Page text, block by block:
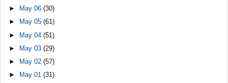
►
May 06(30)
►
May 05(61)
► May 04(51)
►
May 03(29)
►
May 02(57)
►
May 01(31)